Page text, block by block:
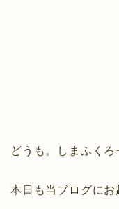
どうも。しまふくろ
本日も当ブログに